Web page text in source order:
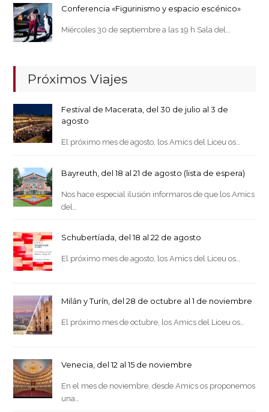
Conferencia «Figurinismo y espacio escénico»
Miércoles 30 de septiembre a las 19 h Sala del…
Próximos Viajes
Festival de Macerata, del 30 de julio al 3 de
agosto
El próximo mes de agosto, los Amics del Liceu os…
Bayreuth, del 18 al 21 de agosto (lista de espera)
Nos hace especial ilusión informaros de que los Amics
del…
Schubertíada, del 18 al 22 de agosto
El próximo mes de agosto, los Amics del Liceu os…
Milán y Turín, del 28 de octubre al 1 de noviembre
El próximo mes de octubre, los Amics del Liceu os…
Venecia, del 12 al 15 de noviembre
En el mes de noviembre, desde Amics os proponemos
una…